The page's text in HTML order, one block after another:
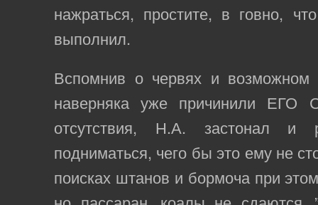
нажраться, простите, в говно,
выполнил.
Вспомнив о червях и возможном
наверняка уже причинили ЕГО
отсутствия, Н.А. застонал и
подниматься, чего бы это ему не
поисках штанов и бормоча при